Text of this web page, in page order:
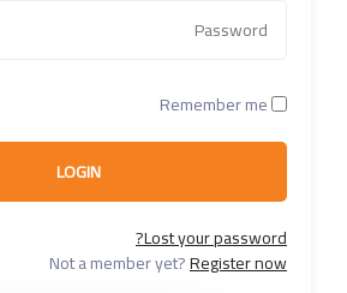
LOGIN
Lost your password?
Not a member yet?Register now